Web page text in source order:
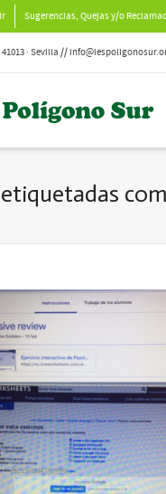
Sugerencias, Quejas y/o
41013 · Sevilla //